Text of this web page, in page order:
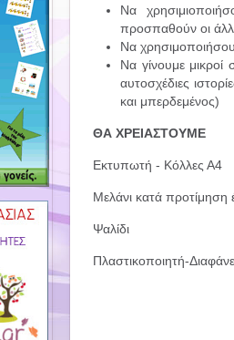
Να
προσπαθούν οι
Να
Να γίνουμε
αυτοσχέδιες
και μπερδεμένος)
ΘΑ ΧΡΕΙΑΣΤΟΥΜΕ
Εκτυπωτή - Κόλλες Α4
Μελάνι κατά προτίμηση
Ψαλίδι
Πλαστικοποιητή-